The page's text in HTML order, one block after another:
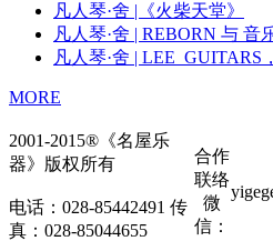
凡人琴·舍 |《火柴天堂》
凡人琴·舍 | REBORN 与 音
凡人琴·舍 | LEE_GUITARS
MORE
2001-2015®《名屋乐
器》版权所有
电话：028-85442491 传
真：028-85044655
合作
联络
微
信：